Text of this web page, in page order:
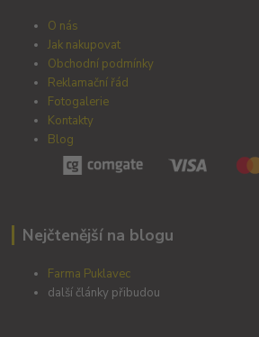
O nás
Jak nakupovat
Obchodní podmínky
Reklamační řád
Fotogalerie
Kontakty
Blog
Nejčtenější na blogu
Farma Puklavec
další články přibudou